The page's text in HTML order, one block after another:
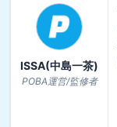
ISSA(中島一茶)
POBA運営/監修者